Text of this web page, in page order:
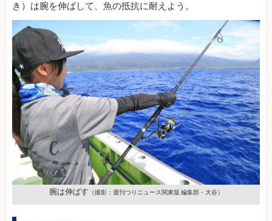
き）は腕を伸ばして、魚の抵抗に耐えよう。
腕は伸ばす （撮影：週刊つりニュース関東版 編集部・大谷）